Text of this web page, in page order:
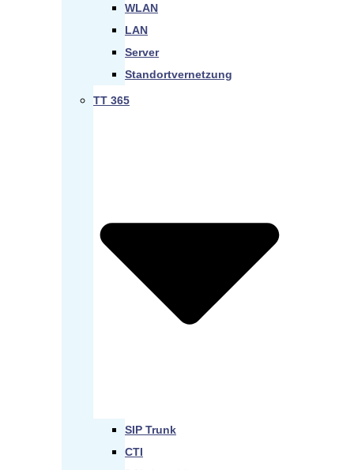
WLAN
LAN
Server
Standortvernetzung
TT 365
SIP Trunk
CTI